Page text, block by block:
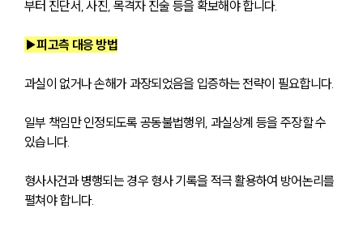
부터 진단서, 사진, 목격자 진술 등을 확보해야 합니다.
▶피고측 대응 방법
과실이 없거나 손해가 과장되었음을 입증하는 전략이 필요합니다.
일부 책임만 인정되도록 공동불법행위, 과실상계 등을 주장할 수
있습니다.
형사사건과 병행되는 경우 형사 기록을 적극 활용하여 방어논리를
펼쳐야 합니다.